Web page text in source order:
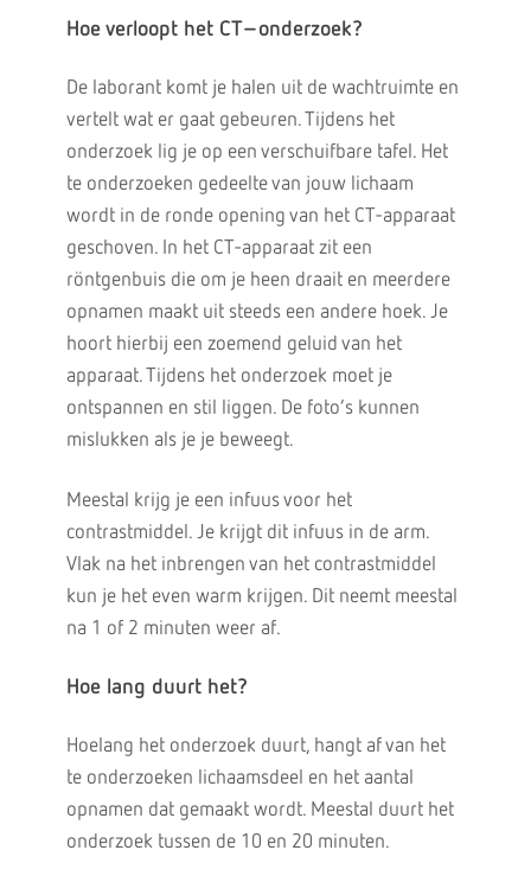
Hoe verloopt het CT–onderzoek?
De laborant komt je halen uit de wachtruimte en
vertelt wat er gaat gebeuren. Tijdens het
onderzoek lig je op een verschuifbare tafel. Het
te onderzoeken gedeelte van jouw lichaam
wordt in de ronde opening van het CT-apparaat
geschoven. In het CT-apparaat zit een
röntgenbuis die om je heen draait en meerdere
opnamen maakt uit steeds een andere hoek. Je
hoort hierbij een zoemend geluid van het
apparaat. Tijdens het onderzoek moet je
ontspannen en stil liggen. De foto’s kunnen
mislukken als je je beweegt.
Meestal krijg je een infuus voor het
contrastmiddel. Je krijgt dit infuus in de arm.
Vlak na het inbrengen van het contrastmiddel
kun je het even warm krijgen. Dit neemt meestal
na 1 of 2 minuten weer af.
Hoe lang duurt het?
Hoelang het onderzoek duurt, hangt af van het
te onderzoeken lichaamsdeel en het aantal
opnamen dat gemaakt wordt. Meestal duurt het
onderzoek tussen de 10 en 20 minuten.